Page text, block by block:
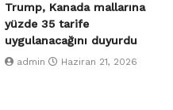
Trump, Kanada mallarına
yüzde 35 tarife
uygulanacağını duyurdu
admin Haziran 21, 2026